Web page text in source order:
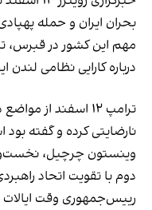
بحران ایران و حمله
مهم این کشور در قبرس،
درباره کارایی نظامی لندن
ترامپ ۱۲ اسفند از
نارضایتی کرده و گفته
وینستون چرچیل،
دوم با تقویت اتحاد
رییس‌جمهوری وقت